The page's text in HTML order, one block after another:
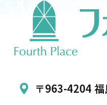
〒963-4204